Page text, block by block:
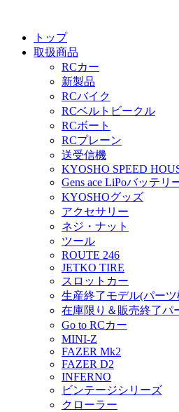
トップ
取扱商品
RCカー
新製品
RCバイク
RCベルトビークル
RCボート
RCプレーン
送受信機
KYOSHO SPEED
Gens ace LiPoバッテリ
KYOSHOグッズ
アクセサリー
ネジ・ナット
ツール
ROUTE 246
JETKO TIRE
スロットカー
生産終了モデル(パー
在庫限り＆販売終了パ
Go to RCカー
MINI-Z
FAZER Mk2
FAZER D2
INFERNO
ビンテージシリーズ
クローラー